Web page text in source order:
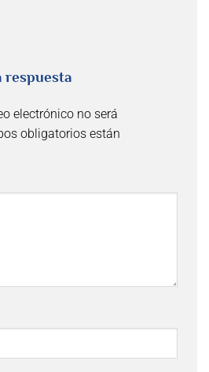
respuesta
electrónico no será
obligatorios están